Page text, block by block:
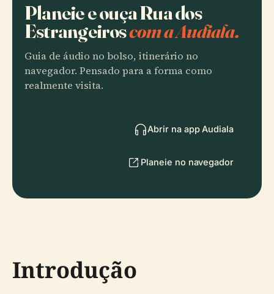
Planeie e ouça Rua dos
Estrangeiroscom a Audiala.
Guia de áudio no bolso, itinerário no
navegador. Pensado para a forma como
realmente visita.
Abrir na app Audiala
Planeie no navegador
Introdução